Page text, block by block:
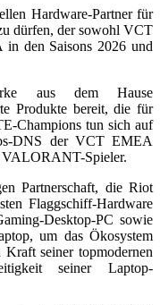
Hardware-Partner für
dürfen, der sowohl VCT
den Saisons 2026 und
aus dem Hause
Produkte bereit, die für
Champions tun sich auf
DNS der VCT EMEA
VALORANT-Spieler.
Partnerschaft, die Riot
Flaggschiff-Hardware
Desktop-PC sowie
um das Ökosystem
seiner topmodernen
seiner Laptop-